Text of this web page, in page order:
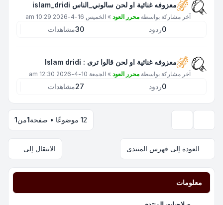
معزوفه غنائية او لحن سالوني_الناس islam_dridi
آخر مشاركة بواسطة محرر العود » الخميس 16-4-2026 10:29 am
0ردود 30مشاهدات
معزوفه غنائية او لحن قالوا ترى : Islam dridi
آخر مشاركة بواسطة محرر العود » الجمعة 10-4-2026 12:30 am
0ردود 27مشاهدات
12 موضوعًا • صفحة 1من1
العودة إلى فهرس المنتدى الانتقال إلى
معلومات